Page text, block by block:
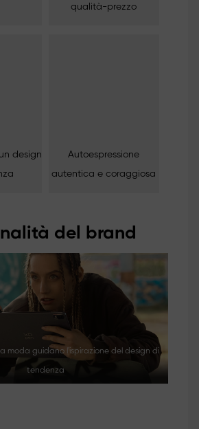
qualità-prezzo
design
Autoespressione
autentica e coraggiosa
del brand
moda guidano l'ispirazione del design di
tendenza